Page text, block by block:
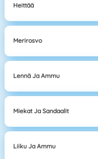
Heittää
Merirosvo
Lennä Ja Ammu
Miekat Ja Sandaalit
Liiku Ja Ammu